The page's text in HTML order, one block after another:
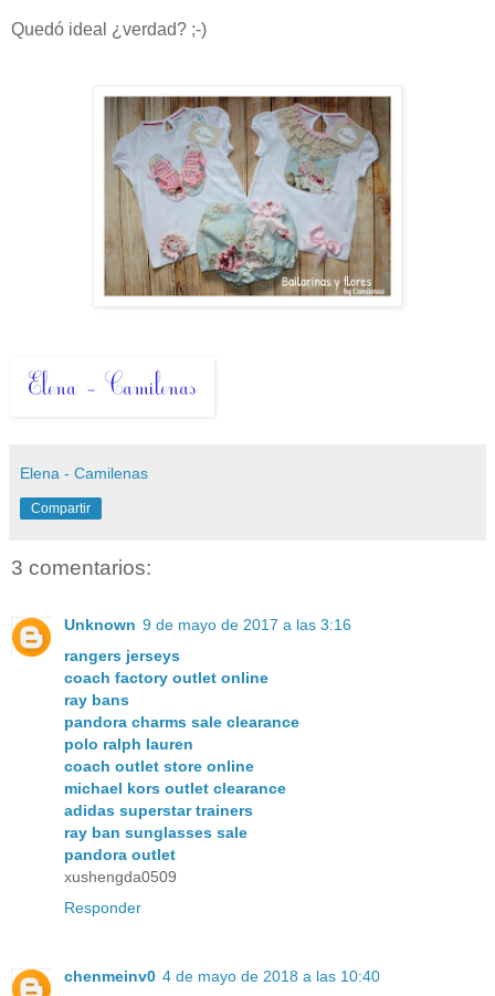
Quedó ideal ¿verdad? ;-)
Elena - Camilenas
Compartir
3 comentarios:
Unknown 9 de mayo de 2017 a las 3:16
rangers jerseys
coach factory outlet online
ray bans
pandora charms sale clearance
polo ralph lauren
coach outlet store online
michael kors outlet clearance
adidas superstar trainers
ray ban sunglasses sale
pandora outlet
xushengda0509
Responder
chenmeinv0 4 de mayo de 2018 a las 10:40